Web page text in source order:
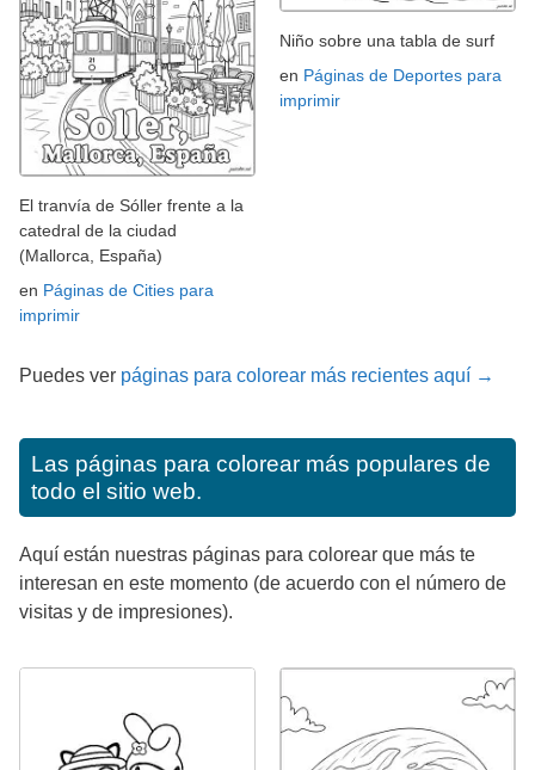
El tranvía de Sóller frente a la
catedral de la ciudad
(Mallorca, España)
en Páginas de Cities para
imprimir
Niño sobre una tabla de surf
en Páginas de Deportes para
imprimir
Puedes ver páginas para colorear más recientes aquí →
Las páginas para colorear más populares de
todo el sitio web.
Aquí están nuestras páginas para colorear que más te
interesan en este momento (de acuerdo con el número de
visitas y de impresiones).